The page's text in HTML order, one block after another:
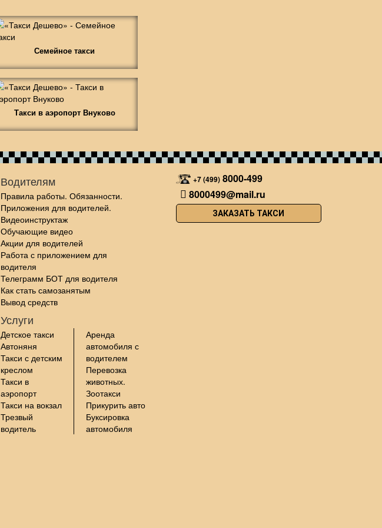
Семейное такси
Такси в аэропорт Внуково
Водителям
Правила работы. Обязанности.
Приложения для водителей.
Видеоинструктаж
Обучающие видео
Акции для водителей
Работа с приложением для
водителя
Телеграмм БОТ для водителя
Как стать самозанятым
Вывод средств
Услуги
Детское такси
Автоняня
Такси с детским
креслом
Такси в
аэропорт
Такси на вокзал
Трезвый
водитель
Аренда
автомобиля с
водителем
Перевозка
животных.
Зоотакси
Прикурить авто
Буксировка
автомобиля
+7 (499) 8000-499
8000499@mail.ru
ЗАКАЗАТЬ ТАКСИ